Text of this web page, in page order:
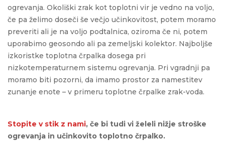
ogrevanja. Okoliški zrak kot toplotni vir je vedno na voljo,
če pa želimo doseči še večjo učinkovitost, potem moramo
preveriti ali je na voljo podtalnica, oziroma če ni, potem
uporabimo geosondo ali pa zemeljski kolektor. Najboljše
izkoristke toplotna črpalka dosega pri
nizkotemperaturnem sistemu ogrevanja. Pri vgradnji pa
moramo biti pozorni, da imamo prostor za namestitev
zunanje enote – v primeru toplotne črpalke zrak-voda.
Stopite v stik z nami, če bi tudi vi želeli nižje stroške
ogrevanja in učinkovito toplotno črpalko.